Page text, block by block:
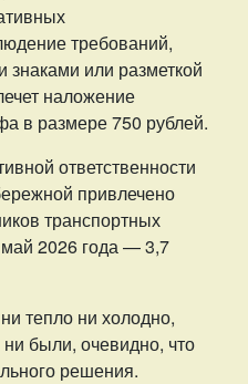
требований,
или разметкой
наложение
в размере 750 рублей.
ответственности
привлечено
транспортных
2026 года — 3,7
тепло ни холодно,
были, очевидно, что
решения.